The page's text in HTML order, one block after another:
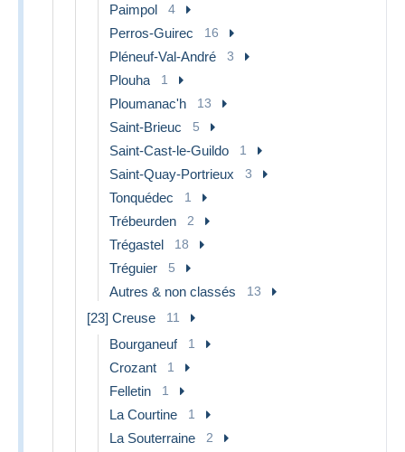
Paimpol 4
Perros-Guirec 16
Pléneuf-Val-André 3
Plouha 1
Ploumanac'h 13
Saint-Brieuc 5
Saint-Cast-le-Guildo 1
Saint-Quay-Portrieux 3
Tonquédec 1
Trébeurden 2
Trégastel 18
Tréguier 5
Autres & non classés 13
[23] Creuse 11
Bourganeuf 1
Crozant 1
Felletin 1
La Courtine 1
La Souterraine 2